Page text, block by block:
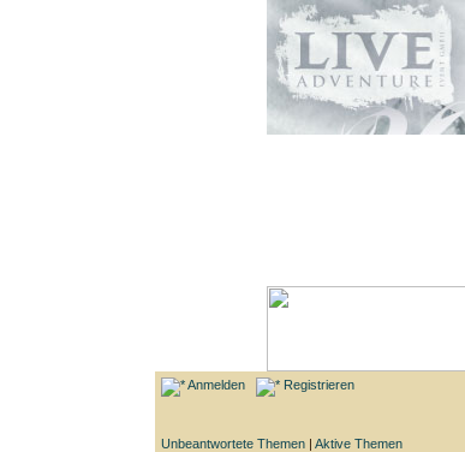
Anmelden Registrieren
Unbeantwortete Themen |Aktive Themen